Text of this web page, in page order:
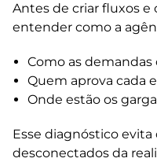
Antes de criar fluxos e
entender como a
Como as
Quem aprova cada
Onde estão os
Esse diagnóstico evita
desconectados da